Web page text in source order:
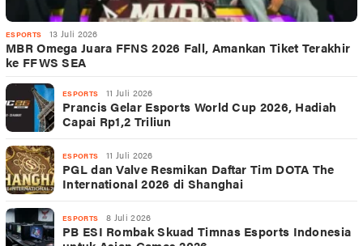
ESPORTS 13 Juli 2026
MBR Omega Juara FFNS 2026 Fall, Amankan Tiket Terakhir
ke FFWS SEA
ESPORTS 11 Juli 2026
Prancis Gelar Esports World Cup 2026, Hadiah
Capai Rp1,2 Triliun
ESPORTS 11 Juli 2026
PGL dan Valve Resmikan Daftar Tim DOTA The
International 2026 di Shanghai
ESPORTS 8 Juli 2026
PB ESI Rombak Skuad Timnas Esports Indonesia